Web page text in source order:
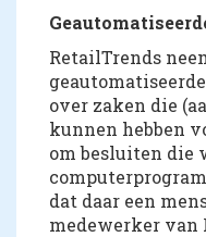
RetailTrends
over zaken die
kunnen hebben
om besluiten die
dat daar een
medewerker van